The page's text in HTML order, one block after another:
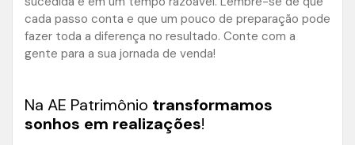
cada passo conta e que um pouco de preparação pode
fazer toda a diferença no resultado. Conte com a
gente para a sua jornada de venda!
Na AE Patrimônio transformamos
sonhos em realizações!